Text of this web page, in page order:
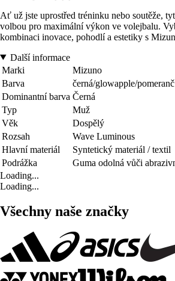
Ať už jste uprostřed tréninku nebo soutěže,
volbou pro maximální výkon ve volejbalu.
kombinaci inovace, pohodlí a estetiky s
Další informace
Marki
Mizuno
Barva
černá/glowapple/
Dominantní barva Černá
Typ
Muž
Věk
Dospělý
Rozsah
Wave Luminous
Hlavní materiál
Syntetický materiál / textil
Podrážka
Guma odolná vůči
Loading...
Loading...
Všechny naše značky